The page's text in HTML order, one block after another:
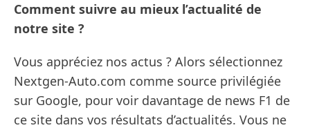
Comment suivre au mieux l’actualité de
notre site ?
Vous appréciez nos actus ? Alors sélectionnez
Nextgen-Auto.com comme source privilégiée
sur Google, pour voir davantage de news F1 de
ce site dans vos résultats d’actualités. Vous ne